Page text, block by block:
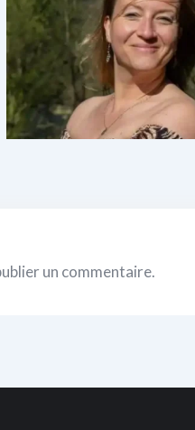
Sylvia Joris
il y a 1 an
Aromathérapie,Thérapies
naturelles
un commentaire.